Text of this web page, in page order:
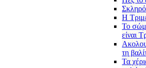
Η
Το
είναι
τη
Τα